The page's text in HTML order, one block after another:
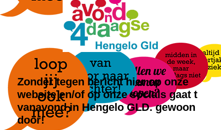
Zonder tegen bericht hier op onze
website en/of op onze socials gaat t
vanavond in Hengelo GLD. gewoon
door!